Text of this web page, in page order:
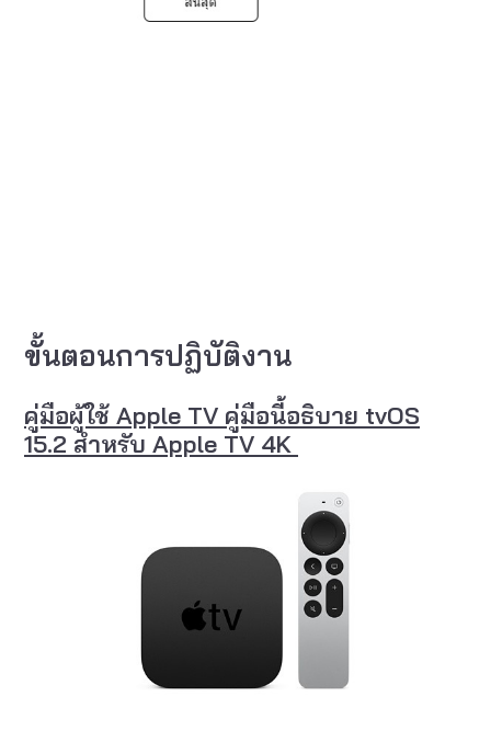
ขั้นตอนการปฏิบัติงาน
คู่มือผู้ใช้ Apple TV คู่มือนี้อธิบาย tvOS
15.2 สำหรับ Apple TV 4K